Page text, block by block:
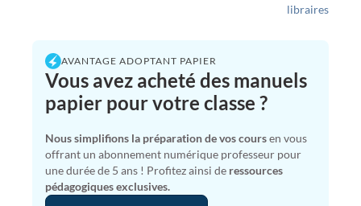
libraires
AVANTAGE ADOPTANT PAPIER
Vous avez acheté des manuels
papier pour votre classe ?
Nous simplifions la préparation de vos coursen vous
offrant un abonnement numérique professeur pour
une durée de 5 ans ! Profitez ainsi de ressources
pédagogiques exclusives.